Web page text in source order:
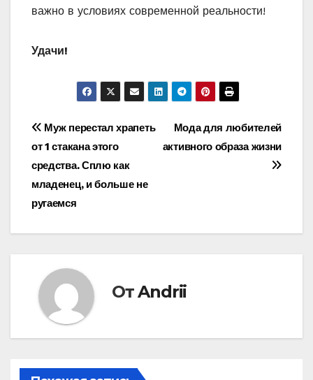
важно в условиях современной реальности!
Удачи!
Навигация
по
записям
Мода для любителей
активного образа жизни
Муж перестал храпеть
от 1 стакана этого
средства. Сплю как
младенец, и больше не
ругаемся
ОтAndrii